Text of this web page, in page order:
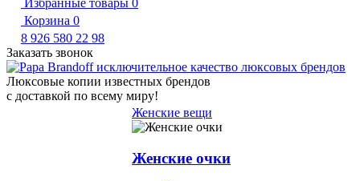
Избранные товары 0
Корзина 0
8 926 580 22 98
Заказать звонок
Люксовые копии известных брендов
с доставкой по всему миру!
Женские вещи
Женские очки